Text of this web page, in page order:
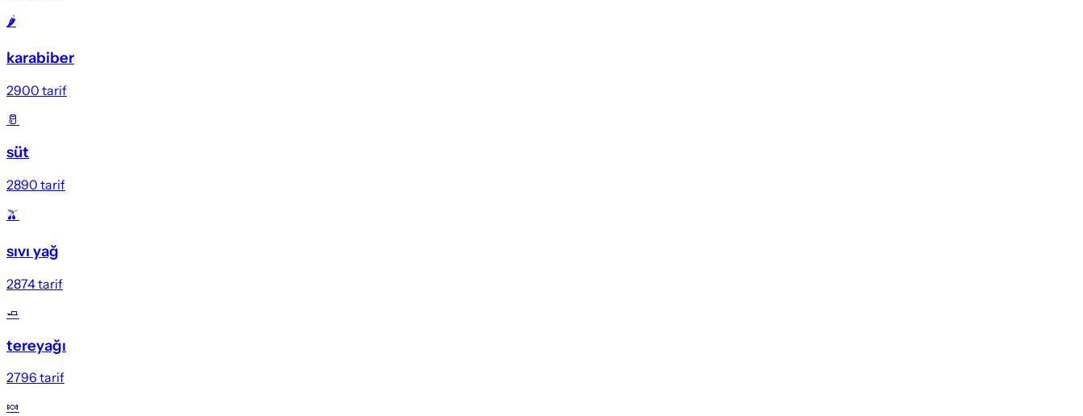
🌶️
karabiber
2900 tarif
🥛
süt
2890 tarif
🫒
sıvı yağ
2874tarif
🧈
tereyağı
2796 tarif
🍬